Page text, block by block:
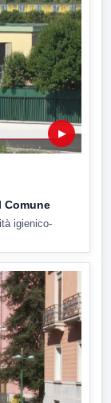
▶
Comune
igienico-